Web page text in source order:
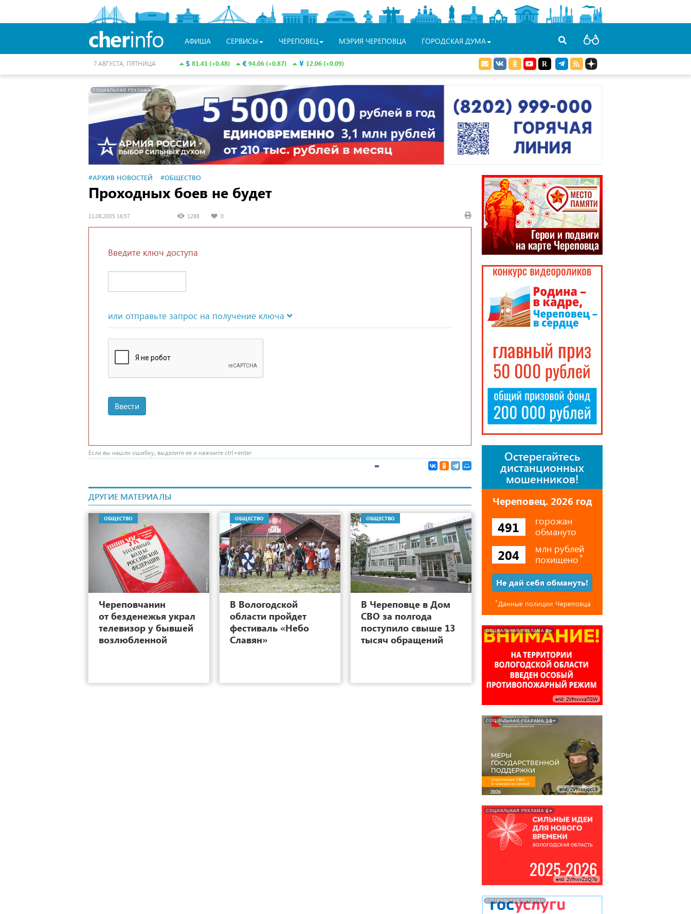
cherinfo АФИША СЕРВИСЫ ЧЕРЕПОВЕЦ МЭРИЯ ЧЕРЕПОВЦА ГОРОДСКАЯ ДУМА
81.41 (+0.48) 94.06 (+0.87) 12.06 (+0.09)
7 АВГУСТА, ПЯТНИЦА
СОЦИАЛЬНАЯ РЕКЛАМА
#АРХИВ НОВОСТЕЙ #ОБЩЕСТВО
Проходных боев не будет
11.08.2005 16:57 1288 0
Введите ключ доступа
или отправьте запрос на получение ключа
Ввести
Если вы нашли ошибку, выделите ее и нажмите ctrl+enter
ДРУГИЕ МАТЕРИАЛЫ
ОБЩЕСТВО
Череповчанин
от безденежья украл
телевизор у бывшей
возлюбленной
ОБЩЕСТВО
5
В Вологодской
области пройдет
фестиваль «Небо
Славян»
ОБЩЕСТВО
В Череповце в Дом
СВО за полгода
поступило свыше 13
тысяч обращений
Остерегайтесь
дистанционных
мошенников!
Череповец. 2026 год
491
горожан
обмануто
204
млн рублей
похищено⃰
Не дай себя обмануть!
⃰Данные полиции Череповца
СОЦИАЛЬНАЯ РЕКЛАМА 6+
erid: 2VfnxvvaTGW
СОЦИАЛЬНАЯ РЕКЛАМА 18+
erid: 2VfnxxjqcL9
СОЦИАЛЬНАЯ РЕКЛАМА 6+
erid: 2VfnxvZzQ7b
СОЦИАЛЬНАЯ РЕКЛАМА